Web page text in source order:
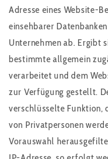
Adresse eines Website-
einsehbarer
Unternehmen ab. Ergibt
bestimmte allgemein
verarbeitet und dem
zur Verfügung gestellt.
verschlüsselte Funktion,
von Privatpersonen
Vorauswahl